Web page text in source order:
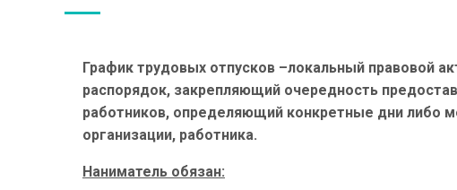
График трудовых отпусков –локальный правовой
распорядок, закрепляющий очередность
работников, определяющий конкретные дни либо
организации, работника.
Наниматель обязан: